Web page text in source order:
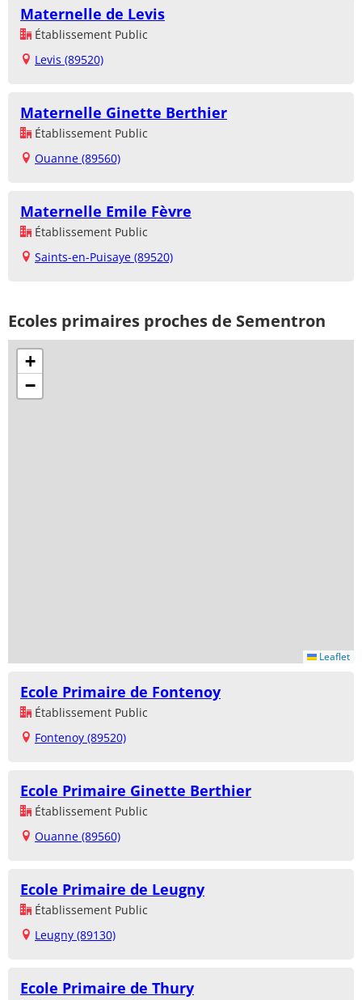
Maternelle de Levis
Établissement Public
Levis (89520)
Maternelle Ginette Berthier
Établissement Public
Ouanne (89560)
Maternelle Emile Fèvre
Établissement Public
Saints-en-Puisaye (89520)
Ecoles primaires proches de Sementron
+
−
Leaflet
Ecole Primaire de Fontenoy
Établissement Public
Fontenoy (89520)
Ecole Primaire Ginette Berthier
Établissement Public
Ouanne (89560)
Ecole Primaire de Leugny
Établissement Public
Leugny (89130)
Ecole Primaire de Thury